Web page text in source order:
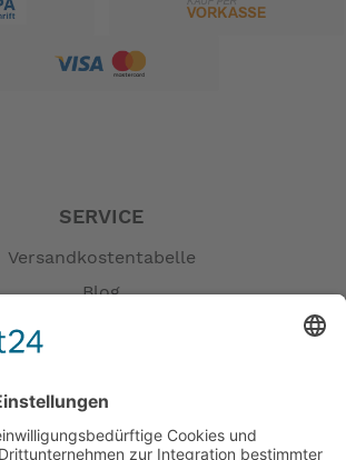
SERVICE
Versandkostentabelle
Blog
zur Barrierefreiheit
AGB
Öffnungszeiten